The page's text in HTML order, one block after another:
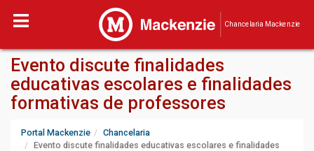
Chancelaria Mackenzie
Evento discute finalidades
educativas escolares e finalidades
formativas de professores
Portal Mackenzie
Chancelaria
Evento discute finalidades educativas escolares e finalidades